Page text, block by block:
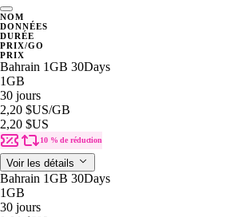
NOM
DONNÉES
DURÉE
PRIX/GO
PRIX
Bahrain 1GB 30Days
1GB
30 jours
2,20 $US/GB
2,20 $US
10 % de réduction
Voir les détails
Bahrain 1GB 30Days
1GB
30 jours